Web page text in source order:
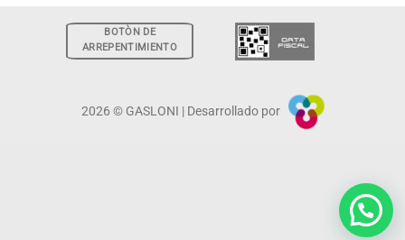
BOTÒN DE
ARREPENTIMIENTO
2026 © GASLONI | Desarrollado por